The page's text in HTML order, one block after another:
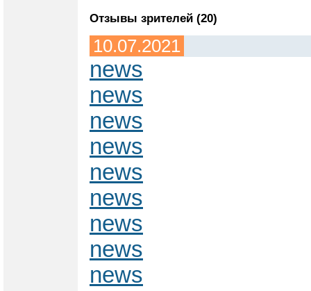
Отзывы зрителей (20)
10.07.2021
news
news
news
news
news
news
news
news
news